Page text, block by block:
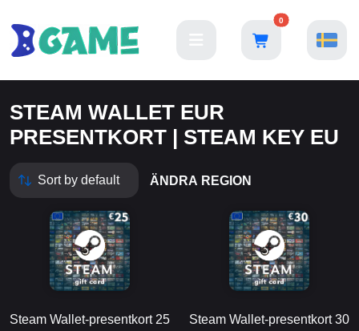
0
STEAM WALLET EUR
PRESENTKORT | STEAM KEY EU
ÄNDRA REGION
Steam Wallet-presentkort 25
Steam Wallet-presentkort 30